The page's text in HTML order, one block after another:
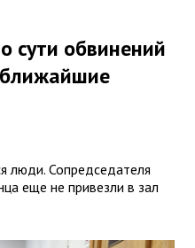
сути обвинений
люди. Сопредседателя
еще не привезли в зал